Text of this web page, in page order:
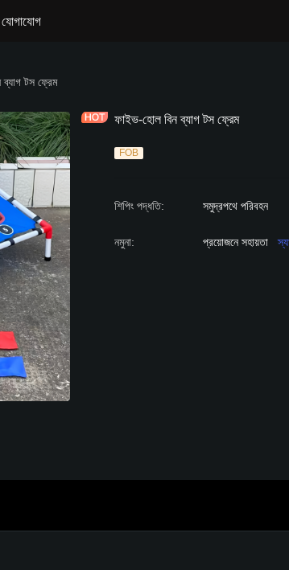
যোগাযোগ
টস ফ্রেম
ফাইভ-হোল বিন ব্যাগ টস ফ্রেম
FOB
শিপিং পদ্ধতি: সমুদ্রপথে পরিবহন
নমুনা: প্রয়োজনে সহায়তা